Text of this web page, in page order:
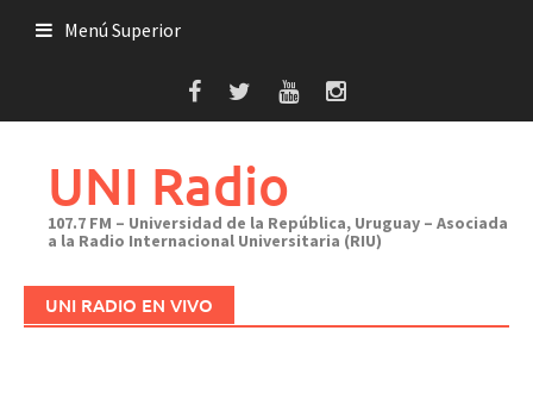
Menú Superior
UNI Radio
107.7 FM – Universidad de la República, Uruguay – Asociada
a la Radio Internacional Universitaria (RIU)
UNI RADIO EN VIVO